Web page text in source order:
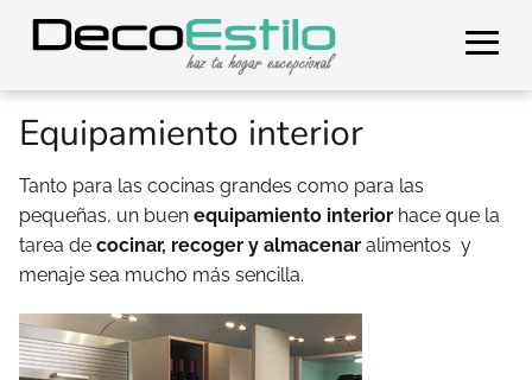
Equipamiento interior
Tanto para las cocinas grandes como para las
pequeñas, un buen equipamiento interior hace que la
tarea de cocinar, recoger y almacenar alimentos y
menaje sea mucho más sencilla.